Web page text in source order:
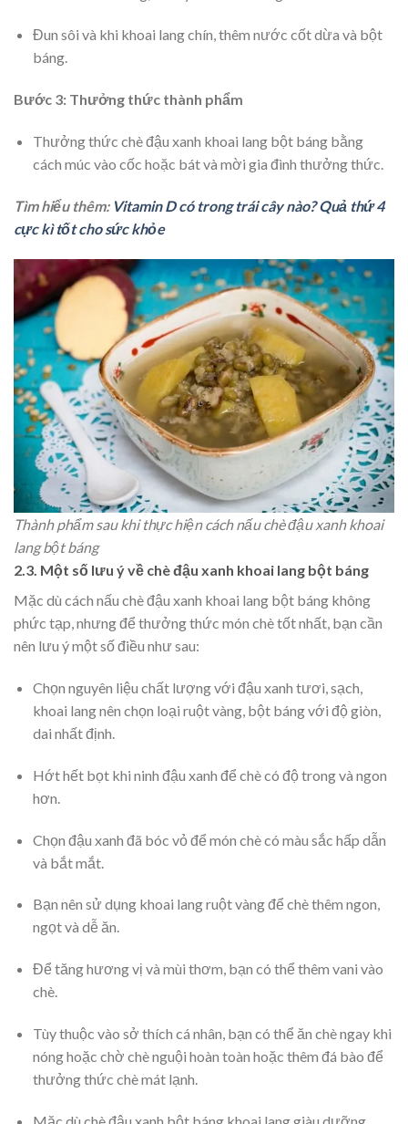
Đun sôi và khi khoai lang chín, thêm nước cốt dừa và bột
báng.
Bước 3: Thưởng thức thành phẩm
Thưởng thức chè đậu xanh khoai lang bột báng bằng
cách múc vào cốc hoặc bát và mời gia đình thưởng thức.
Tìm hiểu thêm: Vitamin D có trong trái cây nào? Quả thứ 4
cực kì tốt cho sức khỏe
Thành phẩm sau khi thực hiện cách nấu chè đậu xanh khoai
lang bột báng
2.3. Một số lưu ý về chè đậu xanh khoai lang bột báng
Mặc dù cách nấu chè đậu xanh khoai lang bột báng không
phức tạp, nhưng để thưởng thức món chè tốt nhất, bạn cần
nên lưu ý một số điều như sau:
Chọn nguyên liệu chất lượng với đậu xanh tươi, sạch,
khoai lang nên chọn loại ruột vàng, bột báng với độ giòn,
dai nhất định.
Hớt hết bọt khi ninh đậu xanh để chè có độ trong và ngon
hơn.
Chọn đậu xanh đã bóc vỏ để món chè có màu sắc hấp dẫn
và bắt mắt.
Bạn nên sử dụng khoai lang ruột vàng để chè thêm ngon,
ngọt và dễ ăn.
Để tăng hương vị và mùi thơm, bạn có thể thêm vani vào
chè.
Tùy thuộc vào sở thích cá nhân, bạn có thể ăn chè ngay khi
nóng hoặc chờ chè nguội hoàn toàn hoặc thêm đá bào để
thưởng thức chè mát lạnh.